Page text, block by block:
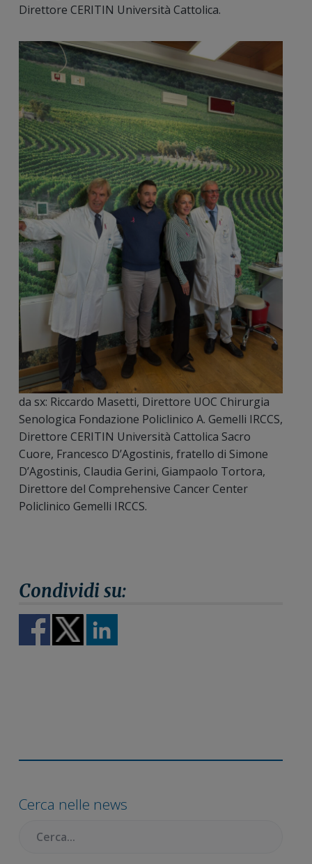
Direttore CERITIN Università Cattolica.
da sx: Riccardo Masetti, Direttore UOC Chirurgia
Senologica Fondazione Policlinico A. Gemelli IRCCS,
Direttore CERITIN Università Cattolica Sacro
Cuore, Francesco D’Agostinis, fratello di Simone
D’Agostinis, Claudia Gerini, Giampaolo Tortora,
Direttore del Comprehensive Cancer Center
Policlinico Gemelli IRCCS.
primaria
Cerca nelle news